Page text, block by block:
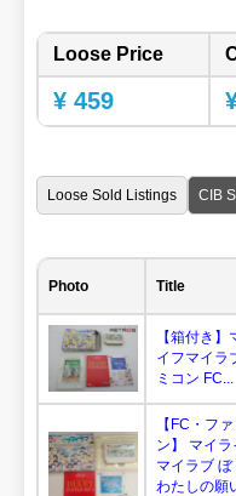
Loose Price
¥ 459
Loose Sold Listings CIB
Photo Title
【箱付き】
イフマイラ
ミコン FC...
【FC・フ
ン】 マイラ
マイラブ
わたしの